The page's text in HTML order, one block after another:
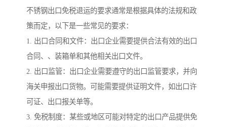
不锈钢出口免税退运的要求通常是根据具体的法规和政
策而定，以下是一些常见的要求：
1. 出口合同和文件：出口企业需要提供合法有效的出口
合同、、装箱单和其他相关出口文件。
2. 出口监管：出口企业需要遵守的出口监管要求，并向
海关申报出口货物。可能需要提供证明文件，如出口许
可证、出口报关单等。
3. 免税制度：某些或地区可能对特定的出口产品提供免